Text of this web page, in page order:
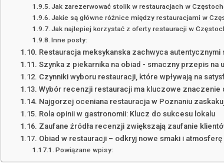
Jak zarezerwować stolik w restauracjach w
Jakie są główne różnice między restauracjami w
Jak najlepiej korzystać z oferty restauracji w
Inne posty:
Restauracja meksykanska zachwyca autentycznymi
Szynka z piekarnika na obiad - smaczny przepis na
Czynniki wyboru restauracji, które wpływają na
Wybór recenzji restauracji ma kluczowe znaczenie
Najgorzej oceniana restauracja w Poznaniu
Rola opinii w gastronomii: Klucz do sukcesu lokalu
Zaufane źródła recenzji zwiększają zaufanie
Obiad w restauracji – odkryj nowe smaki i atmosferę
Powiązane wpisy: